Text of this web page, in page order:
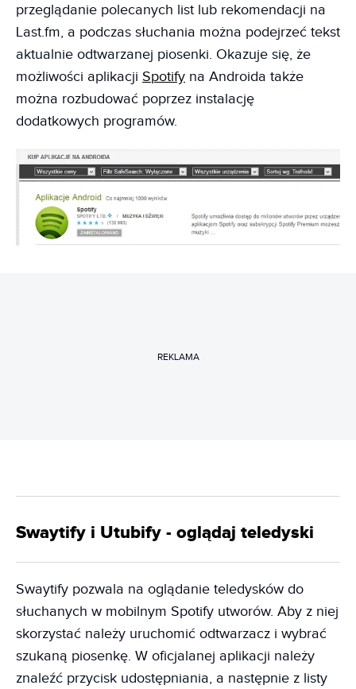
przeglądanie polecanych list lub rekomendacji na
Last.fm, a podczas słuchania można podejrzeć tekst
aktualnie odtwarzanej piosenki. Okazuje się, że
możliwości aplikacji Spotify na Androida także
można rozbudować poprzez instalację
dodatkowych programów.
REKLAMA
Swaytify i Utubify - oglądaj teledyski
Swaytify pozwala na oglądanie teledysków do
słuchanych w mobilnym Spotify utworów. Aby z niej
skorzystać należy uruchomić odtwarzacz i wybrać
szukaną piosenkę. W oficjalanej aplikacji należy
znaleźć przycisk udostępniania, a następnie z listy